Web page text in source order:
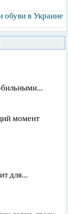
в Украине
момент
для...